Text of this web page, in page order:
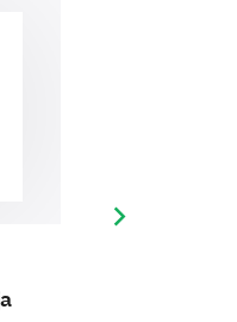
Next slide